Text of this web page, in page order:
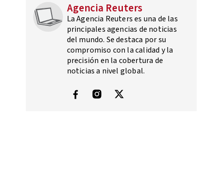
Agencia Reuters
La Agencia Reuters es una de las
principales agencias de noticias
del mundo. Se destaca por su
compromiso con la calidad y la
precisión en la cobertura de
noticias a nivel global.